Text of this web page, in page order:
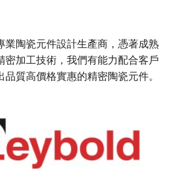
業陶瓷元件設計生產商，憑著成熟
密加工技術，我們有能力配合客戶
品質高價格實惠的精密陶瓷元件。